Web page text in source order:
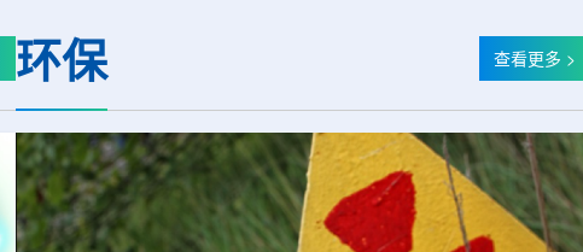
广的治疗性放射性同位素，可用
腺癌、神经内分泌肿瘤等疾病
为6.6天，从生产、运输到药物
患者给药...
经理陈永华，副总经理丁开忠、李
俊、光若怀陪同。韩冰一行详细了解
破、成果转化落地及产业化发展等方
面开...
环保 查看更多 >